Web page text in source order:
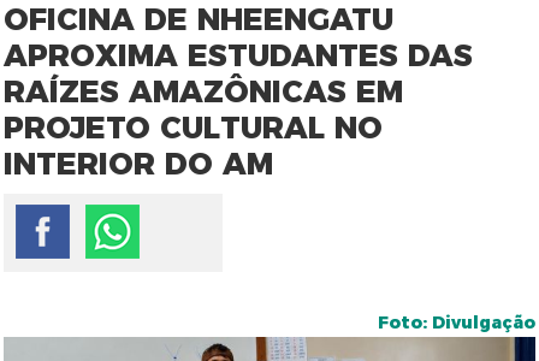
OFICINA DE NHEENGATU
APROXIMA ESTUDANTES DAS
RAÍZES AMAZÔNICAS EM
PROJETO CULTURAL NO
INTERIOR DO AM
Foto: Divulgação